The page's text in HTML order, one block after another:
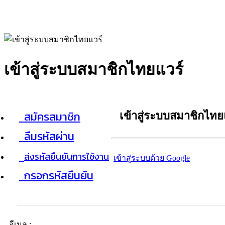
เข้าสู่ระบบสมาชิกไทยแวร์
สมัครสมาชิก
ลืมรหัสผ่าน
ส่งรหัสยืนยันการใช้งาน
กรอกรหัสยืนยัน
เข้าสู่ระบบสมาชิกไท
เข้าสู่ระบบด้วย Google